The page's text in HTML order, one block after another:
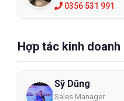
0356 531 991
Hợp tác kinh doanh
Sỹ Dũng
Sales Manager